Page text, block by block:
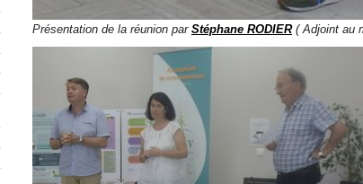
Présentation de la réunion par Stéphane RODIER( Adjoint au